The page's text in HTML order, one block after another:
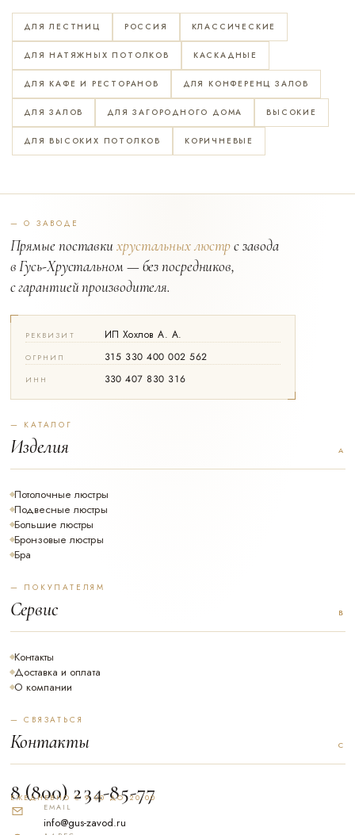
ДЛЯ ЛЕСТНИЦ РОССИЯ КЛАССИЧЕСКИЕ
ДЛЯ НАТЯЖНЫХ ПОТОЛКОВ КАСКАДНЫЕ
ДЛЯ КАФЕ И РЕСТОРАНОВ ДЛЯ КОНФЕРЕНЦ ЗАЛОВ
ДЛЯ ЗАЛОВ ДЛЯ ЗАГОРОДНОГО ДОМА ВЫСОКИЕ
ДЛЯ ВЫСОКИХ ПОТОЛКОВ КОРИЧНЕВЫЕ
— О ЗАВОДЕ
Прямые поставкихрустальных люстрс завода
в Гусь-Хрустальном — без посредников,
с гарантией производителя.
РЕКВИЗИТ ИП Хохлов А. А.
ОГРНИП 315 330 400 002 562
ИНН 330 407 830 316
— КАТАЛОГ
Изделия
Потолочные люстры
Подвесные люстры
Большие люстры
Бронзовые люстры
Бра
— ПОКУПАТЕЛЯМ
Сервис
Контакты
Доставка и оплата
О компании
— СВЯЗАТЬСЯ
Контакты
8 (800) 234-85-77
ЕЖЕДНЕВНО С 9.00 ДО 20.00
EMAIL
info@gus-zavod.ru